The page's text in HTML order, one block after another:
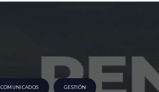
COMUNICADOS GESTIÓN